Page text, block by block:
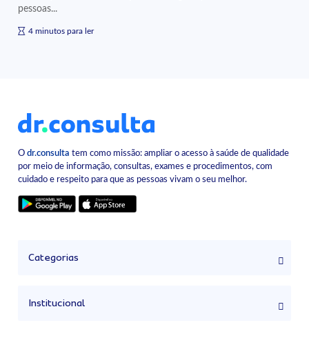
pessoas...
4 minutos para ler
Odr.consulta tem como missão: ampliar o acesso à saúde de qualidade
por meio de informação, consultas, exames e procedimentos, com
cuidado e respeito para que as pessoas vivam o seu melhor.
Categorias
Institucional